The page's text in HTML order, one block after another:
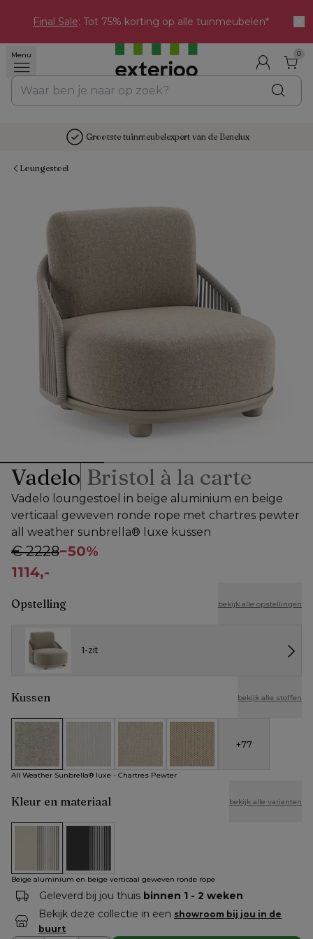
Final Sale: Tot 75% korting op alle tuinmeubelen*
Menu 0
Grootste tuinmeubelexpert van de Benelux
Loungestoel
Vadelo Bristol à la carte
Vadelo loungestoel in beige aluminium en beige
verticaal geweven ronde rope met chartres pewter
all weather sunbrella® luxe kussen
€ 2228−50%
1114,-
Opstelling bekijk alle opstellingen
1-zit
Kussen bekijk alle stoffen
All Weather Sunbrella® luxe - Chartres Pewter
All Weather Cosytica - Althea Off White
All Weather Cosytica - Althea Chalk
All Weather Cosytica - Althea
+77
All Weather Sunbrella® luxe - Chartres Pewter
Kleur en materiaal bekijk alle varianten
Beige aluminium en beige verticaal geweven ronde rope
Geleverd bij jou thuis binnen 1 - 2 weken
Bekijk deze collectie in een showroom bij jou in de
buurt